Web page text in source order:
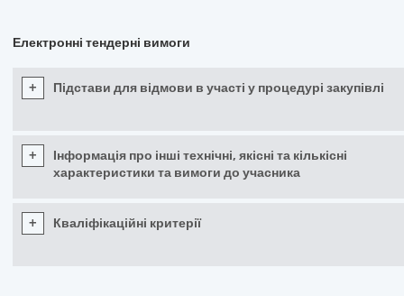
Електронні тендерні вимоги
+ Підстави для відмови в участі у процедурі закупівлі
+
Інформація про інші технічні, якісні та кількісні
характеристики та вимоги до учасника
+ Кваліфікаційні критерії